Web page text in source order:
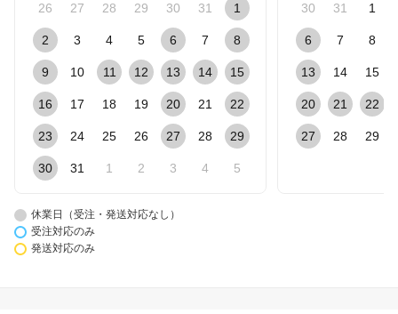
26 27 28 29 30 31 1
2 3 4 5 6 7 8
9 10 11 12 13 14 15
16 17 18 19 20 21 22
23 24 25 26 27 28 29
30 31 1 2 3 4 5
30 31 1
6 7 8
13 14 15
20 21 22
27 28 29
休業日（受注・発送対応なし）
受注対応のみ
発送対応のみ